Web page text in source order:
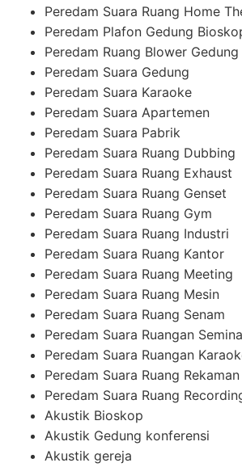
Peredam Suara Ruang Home
Peredam Plafon Gedung
Peredam Ruang Blower Gedung
Peredam Suara Gedung
Peredam Suara Karaoke
Peredam Suara Apartemen
Peredam Suara Pabrik
Peredam Suara Ruang Dubbing
Peredam Suara Ruang Exhaust
Peredam Suara Ruang Genset
Peredam Suara Ruang Gym
Peredam Suara Ruang Industri
Peredam Suara Ruang Kantor
Peredam Suara Ruang Meeting
Peredam Suara Ruang Mesin
Peredam Suara Ruang Senam
Peredam Suara Ruangan
Peredam Suara Ruangan
Peredam Suara Ruang Rekaman
Peredam Suara Ruang
Akustik Bioskop
Akustik Gedung konferensi
Akustik gereja